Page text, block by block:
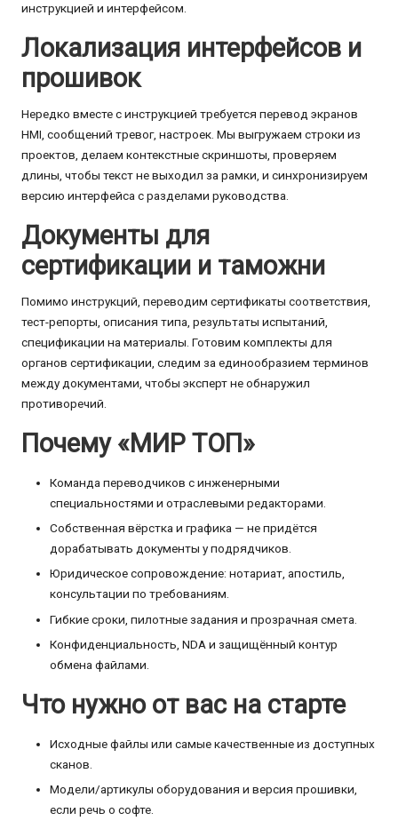
инструкцией и интерфейсом.
Локализация интерфейсов и
прошивок
Нередко вместе с инструкцией требуется перевод экранов
HMI, сообщений тревог, настроек. Мы выгружаем строки из
проектов, делаем контекстные скриншоты, проверяем
длины, чтобы текст не выходил за рамки, и синхронизируем
версию интерфейса с разделами руководства.
Документы для
сертификации и таможни
Помимо инструкций, переводим сертификаты соответствия,
тест-репорты, описания типа, результаты испытаний,
спецификации на материалы. Готовим комплекты для
органов сертификации, следим за единообразием терминов
между документами, чтобы эксперт не обнаружил
противоречий.
Почему «МИР ТОП»
Команда переводчиков с инженерными
специальностями и отраслевыми редакторами.
Собственная вёрстка и графика — не придётся
дорабатывать документы у подрядчиков.
Юридическое сопровождение: нотариат, апостиль,
консультации по требованиям.
Гибкие сроки, пилотные задания и прозрачная смета.
Конфиденциальность, NDA и защищённый контур
обмена файлами.
Что нужно от вас на старте
Исходные файлы или самые качественные из доступных
сканов.
Модели/артикулы оборудования и версия прошивки,
если речь о софте.